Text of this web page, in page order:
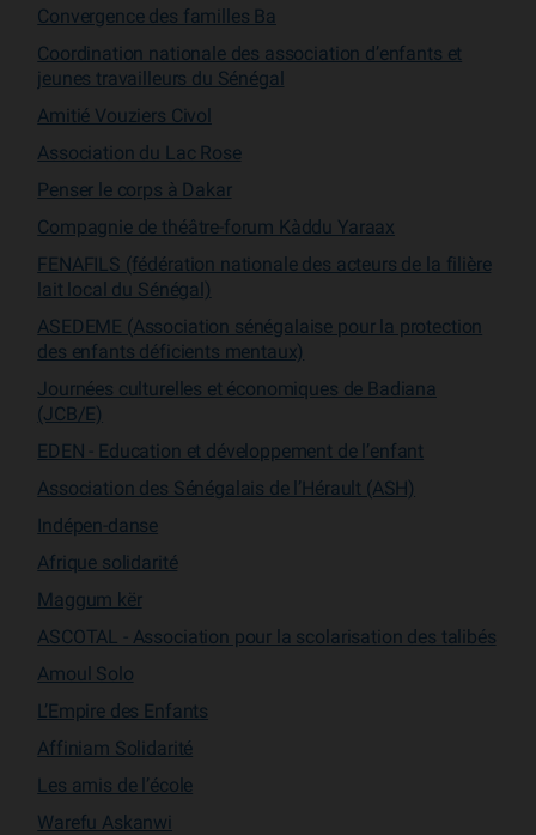
Convergence des familles Ba
Coordination nationale des association d’enfants et
jeunes travailleurs du Sénégal
Amitié Vouziers Civol
Association du Lac Rose
Penser le corps à Dakar
Compagnie de théâtre-forum Kàddu Yaraax
FENAFILS (fédération nationale des acteurs de la filière
lait local du Sénégal)
ASEDEME (Association sénégalaise pour la protection
des enfants déficients mentaux)
Journées culturelles et économiques de Badiana
(JCB/E)
EDEN - Education et développement de l’enfant
Association des Sénégalais de l’Hérault (ASH)
Indépen-danse
Afrique solidarité
Maggum kër
ASCOTAL - Association pour la scolarisation des talibés
Amoul Solo
L’Empire des Enfants
Affiniam Solidarité
Les amis de l’école
Warefu Askanwi